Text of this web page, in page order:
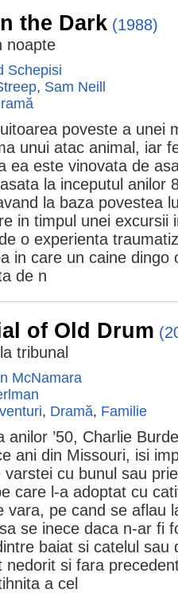
the Dark (1988)
noapte
Schepisi
, Sam Neill
poveste a unei
unui atac animal, iar
ea este vinovata de
la inceputul anilor
la baza povestea
in timpul unei excursii
o experienta
in care un caine dingo
de n
of Old Drum
tribunal
McNamara
, Dramă, Familie
anilor ’50, Charlie
ani din Missouri, isi
varstei cu bunul sau
care l-a adoptat cu
vara, pe cand se aflau
se inece daca n-ar fi
baiat si catelul sau
nedorit si fara
a cel